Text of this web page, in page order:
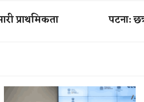
प्राथमिकता पटना: